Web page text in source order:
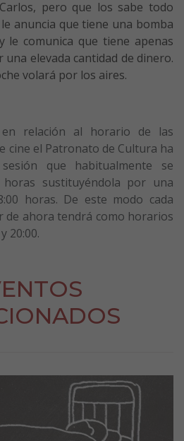
pero que los sabe todo
anuncia que tiene una bomba
le comunica que tiene apenas
elevada cantidad de dinero.
volará por los aires.
en relación al horario de las
cine el Patronato de Cultura ha
que habitualmente se
sustituyéndola por una
horas. De este modo cada
de ahora tendrá como horarios
20:00.